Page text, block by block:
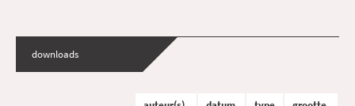
downloads